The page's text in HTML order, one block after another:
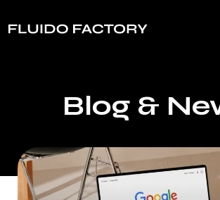
Blog &